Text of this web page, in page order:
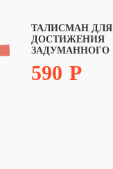
ТАЛИСМАН ДЛЯ
ДОСТИЖЕНИЯ
ЗАДУМАННОГО
590 Р